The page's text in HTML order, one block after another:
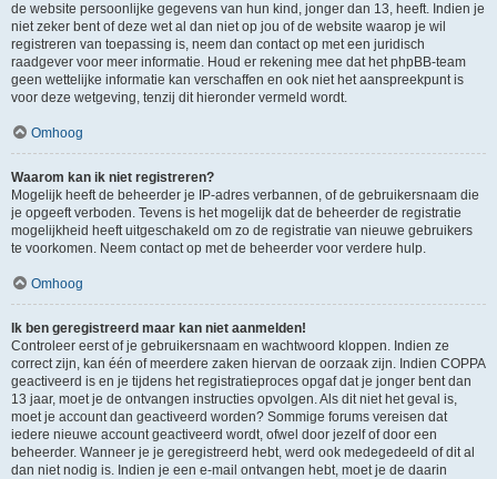
de website persoonlijke gegevens van hun kind, jonger dan 13, heeft. Indien je
niet zeker bent of deze wet al dan niet op jou of de website waarop je wil
registreren van toepassing is, neem dan contact op met een juridisch
raadgever voor meer informatie. Houd er rekening mee dat het phpBB-team
geen wettelijke informatie kan verschaffen en ook niet het aanspreekpunt is
voor deze wetgeving, tenzij dit hieronder vermeld wordt.
Omhoog
Waarom kan ik niet registreren?
Mogelijk heeft de beheerder je IP-adres verbannen, of de gebruikersnaam die
je opgeeft verboden. Tevens is het mogelijk dat de beheerder de registratie
mogelijkheid heeft uitgeschakeld om zo de registratie van nieuwe gebruikers
te voorkomen. Neem contact op met de beheerder voor verdere hulp.
Omhoog
Ik ben geregistreerd maar kan niet aanmelden!
Controleer eerst of je gebruikersnaam en wachtwoord kloppen. Indien ze
correct zijn, kan één of meerdere zaken hiervan de oorzaak zijn. Indien COPPA
geactiveerd is en je tijdens het registratieproces opgaf dat je jonger bent dan
13 jaar, moet je de ontvangen instructies opvolgen. Als dit niet het geval is,
moet je account dan geactiveerd worden? Sommige forums vereisen dat
iedere nieuwe account geactiveerd wordt, ofwel door jezelf of door een
beheerder. Wanneer je je geregistreerd hebt, werd ook medegedeeld of dit al
dan niet nodig is. Indien je een e-mail ontvangen hebt, moet je de daarin